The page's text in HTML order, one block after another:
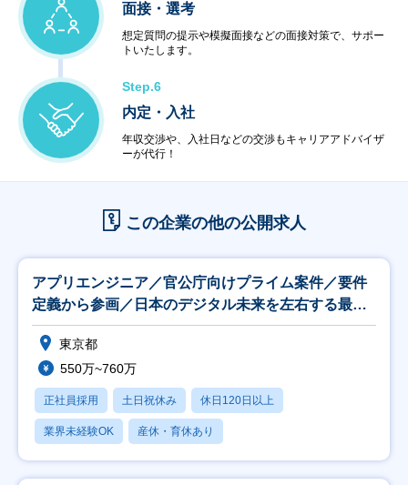
面接・選考
想定質問の提示や模擬面接などの面接対策で、サポー
トいたします。
Step.6
内定・入社
年収交渉や、入社日などの交渉もキャリアアドバイザ
ーが代行！
この企業の他の公開求人
アプリエンジニア／官公庁向けプライム案件／要件
定義から参画／日本のデジタル未来を左右する最先
端のPJ
東京都
550万~760万
正社員採用 土日祝休み 休日120日以上
業界未経験OK 産休・育休あり